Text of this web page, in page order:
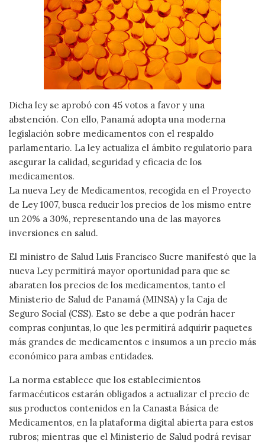
Dicha ley se aprobó con 45 votos a favor y una
abstención. Con ello, Panamá adopta una moderna
legislación sobre medicamentos con el respaldo
parlamentario. La ley actualiza el ámbito regulatorio para
asegurar la calidad, seguridad y eficacia de los
medicamentos.
La nueva Ley de Medicamentos, recogida en el Proyecto
de Ley 1007, busca reducir los precios de los mismo entre
un 20% a 30%, representando una de las mayores
inversiones en salud.
El ministro de Salud Luis Francisco Sucre manifestó que la
nueva Ley permitirá mayor oportunidad para que se
abaraten los precios de los medicamentos, tanto el
Ministerio de Salud de Panamá (MINSA) y la Caja de
Seguro Social (CSS). Esto se debe a que podrán hacer
compras conjuntas, lo que les permitirá adquirir paquetes
más grandes de medicamentos e insumos a un precio más
económico para ambas entidades.
La norma establece que los establecimientos
farmacéuticos estarán obligados a actualizar el precio de
sus productos contenidos en la Canasta Básica de
Medicamentos, en la plataforma digital abierta para estos
rubros; mientras que el Ministerio de Salud podrá revisar